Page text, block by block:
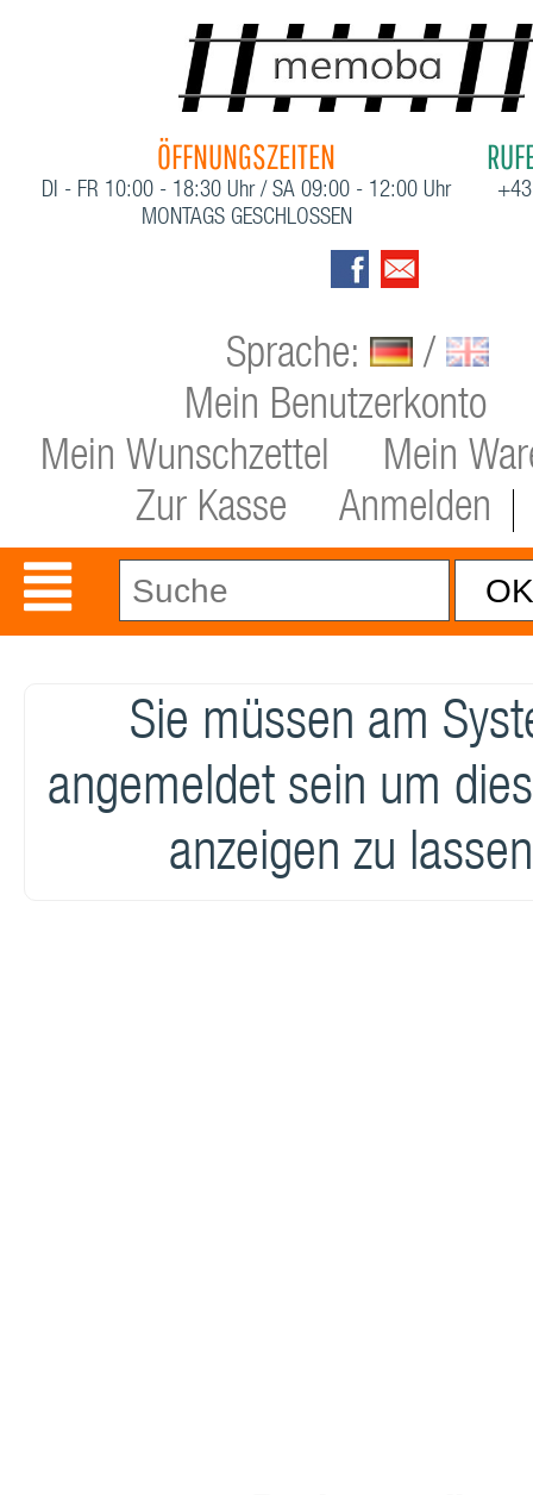
ÖFFNUNGSZEITEN
DI - FR 10:00 - 18:30 Uhr / SA 09:00 - 12:00 Uhr
MONTAGS GESCHLOSSEN
Sprache:
/
Mein Benutzerkonto
Mein Wunschzettel
Mein
Zur Kasse
Anmelden
Sie müssen am
angemeldet sein um
anzeigen zu